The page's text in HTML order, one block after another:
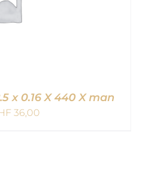
x 0.16 X 440 X man
36,00